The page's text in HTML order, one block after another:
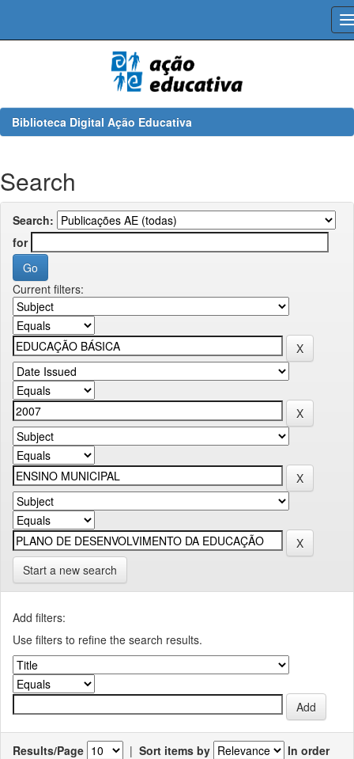
Biblioteca Digital Ação Educativa
Search
Search:
for
Current filters:
Start a new search
Add filters:
Use filters to refine the search results.
Results/Page | Sort items by
In order